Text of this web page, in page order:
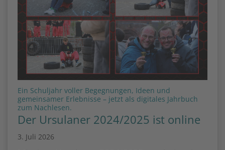
Ein Schuljahr voller Begegnungen, Ideen und
gemeinsamer Erlebnisse – jetzt als digitales Jahrbuch
zum Nachlesen.
Der Ursulaner 2024/2025 ist online
3. Juli 2026